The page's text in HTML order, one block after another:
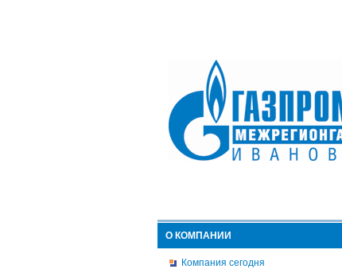
О КОМПАНИИ
Компания сегодня